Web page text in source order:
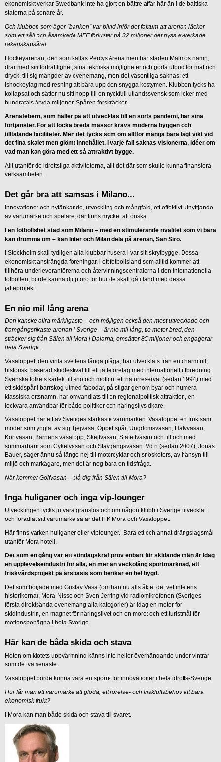
ekonomiskt verkar Swedbank inte ha gjort en bättre affär här än i de baltiska
staterna på senare år.
Och klubben som äger ”banken” var blind inför det faktum att arenan läcker
som ett såll och åsamkade MFF förluster på 32 miljoner det nyss avverkade
räkenskapsåret.
Hockeyarenan, den som kallas Percys Arena men bär staden Malmös namn,
drar med sin förträfflighet, sina tekniska möjligheter och goda utbud för mat och
dryck, till sig mängder av evenemang, men det väsentliga saknas; ett
ishockeylag med resning att bära upp den snygga kostymen. Klubben tycks ha
kollapsat och sätter nu sitt hopp till en nyckfull utlandssvensk som leker med
hundratals ärvda miljoner. Spåren förskräcker.
Arenafebern, som håller på att utvecklas till en sorts pandemi, har sina
förtjänster. För att locka breda massor krävs moderna byggen och
tilltalande faciliteter. Men det tycks som om alltför många bara lagt vikt vid
det fina skalet men glömt innehållet. I varje fall saknas visionerna, idéer om
vad man kan göra med ett så attraktivt bygge.
Allt utanför de idrottsliga aktiviteterna, allt det där som skulle kunna finansiera
verksamheten.
Det går bra att samsas i Milano...
Innovationer och nytänkande, utveckling och mångfald, ett effektivt utnyttjande
av varumärke och spelare; där finns mycket att önska.
I en fotbollshet stad som Milano – med en stimulerande rivalitet som vi bara
kan drömma om – kan Inter och Milan dela på arenan, San Siro.
I Stockholm skall tydligen alla klubbar husera i var sitt skrytbygge. Dessa
ekonomiskt ansträngda föreningar, i ett fotbollsland som alltid kommer att
tillhöra underleverantörerna och återvinningscentralerna i den internationella
fotbollen, borde känna djup oro för hur de skall gå i land med dessa
jätteprojekt.
En nio mil lång arena
Den kanske allra märkligaste – och möjligen också den mest utvecklade och
framgångsrikaste arenan i Sverige – är nio mil lång, tio meter bred, den
sträcker sig från Sälen till Mora i Dalarna, omsätter 85 miljoner och engagerar
hela Sverige.
Vasaloppet, den virila svettens långa plåga, har utvecklats från en charmfull,
historiskt baserad skidfestival till ett jätteföretag med internationell utbredning.
Svenska folkets kärlek till snö och motion, ett naturreservat (sedan 1994) med
ett skidspår i barrskog utmed fäbodar, på stigar genom byar och numera
klassiska ortsnamn, har omvandlats till en regionalpolitisk attraktion, en
lockvara användbar för både politiker och näringslivsidkare.
Vasaloppet har ett av Sveriges starkaste varumärken. Vasaloppet en fruktsam
moder som ynglat av sig Tjejvasa, Öppet spår, Ungdomsvasan, Halvvasan,
Kortvasan, Barnens vasalopp, Skejtvasan, Stafettvasan och till och med
sommarbarn som Cykelvasan och Stavgångsvasan. Vd:n (sedan 2007), Jonas
Bauer, säger ännu så länge nej till motorcyklar och snöskoters, av hänsyn till
miljö och markägare, men det är nog bara en tidsfråga.
När kommer Golfvasan – slå dig från Sälen till Mora?
Inga huliganer och inga vip-lounger
Utvecklingen tycks ju vara gränslös och om någon klubb i Sverige utvecklat
och förädlat sitt varumärke så är det IFK Mora och Vasaloppet.
Här finns varken huliganer eller viplounger. Bara ett och annat drängslagsmål
utanför Mora hotell.
Det som en gång var ett söndagskraftprov enbart för skidande män är idag
en upplevelseindustri för alla, en mer än veckolång sportmarknad, ett
friskvårdsprojekt på årsbasis som berikar en hel bygd.
Det som började med Gustav Vasa (om han nu alls åkte, det vet inte ens
historikerna), Mora-Nisse och Sven Jerring vid radiomikrofonen (Sveriges
första direktsända evenemang alla kategorier) är idag en motor för
skidindustrin, en magnet för näringslivet och en morot och ett turistmål för
motionsbenägna i hela Sverige.
Här kan de båda skida och stava
Hoten om klotets uppvärmning känns inte heller överhängande under vintrar
som de två senaste.
Vasaloppet borde kunna vara en sporre för innovationer i hela idrotts-Sverige.
Hur får man ett varumärke att glöda, ett rörelse- och friskluftsbehov att bära
ekonomisk frukt?
I Mora kan man både skida och stava till svaret.